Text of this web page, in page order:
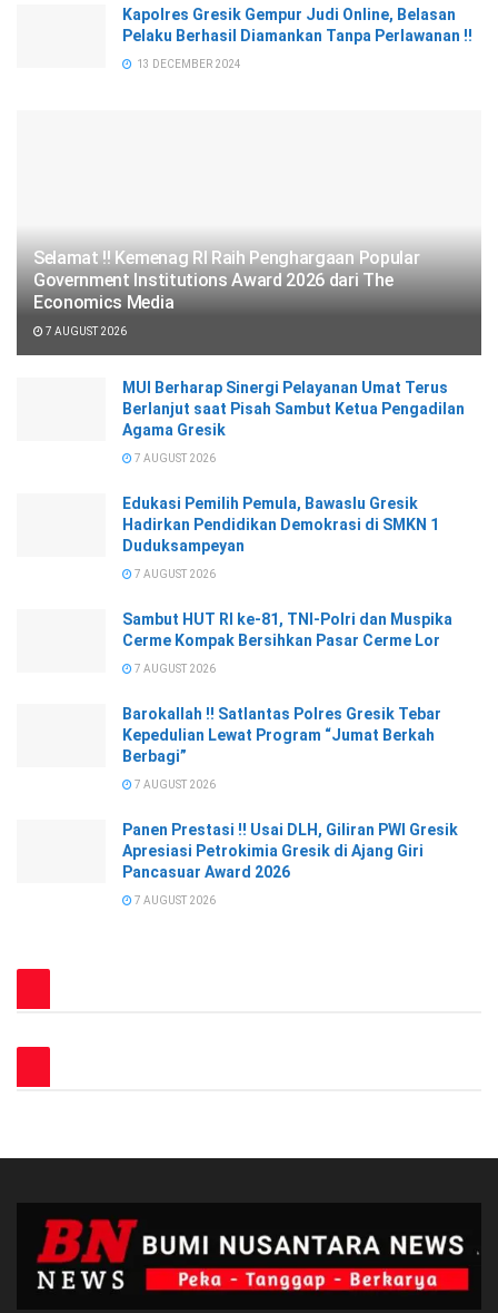
Kapolres Gresik Gempur Judi Online, Belasan
Pelaku Berhasil Diamankan Tanpa Perlawanan !!
13 DECEMBER 2024
Selamat !! Kemenag RI Raih Penghargaan Popular
Government Institutions Award 2026 dari The
Economics Media
7 AUGUST 2026
MUI Berharap Sinergi Pelayanan Umat Terus
Berlanjut saat Pisah Sambut Ketua Pengadilan
Agama Gresik
7 AUGUST 2026
Edukasi Pemilih Pemula, Bawaslu Gresik
Hadirkan Pendidikan Demokrasi di SMKN 1
Duduksampeyan
7 AUGUST 2026
Sambut HUT RI ke-81, TNI-Polri dan Muspika
Cerme Kompak Bersihkan Pasar Cerme Lor
7 AUGUST 2026
Barokallah !! Satlantas Polres Gresik Tebar
Kepedulian Lewat Program “Jumat Berkah
Berbagi”
7 AUGUST 2026
Panen Prestasi !! Usai DLH, Giliran PWI Gresik
Apresiasi Petrokimia Gresik di Ajang Giri
Pancasuar Award 2026
7 AUGUST 2026